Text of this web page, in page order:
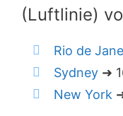
(Luftlinie)
Rio de
Sydney ➜
New York